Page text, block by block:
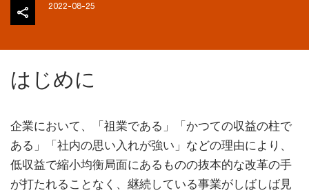
2022-08-25
はじめに
企業において、「祖業である」「かつての収益の柱で
ある」「社内の思い入れが強い」などの理由により、
低収益で縮小均衡局面にあるものの抜本的な改革の手
が打たれることなく、継続している事業がしばしば見